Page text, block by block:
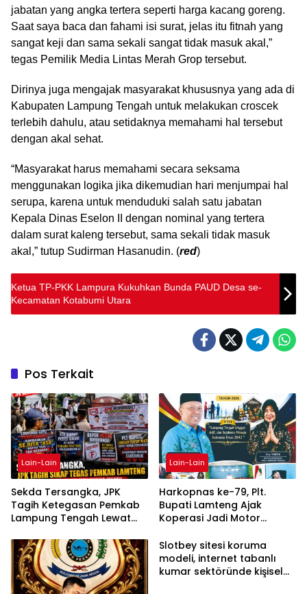
jabatan yang angka tertera seperti harga kacang goreng.
Saat saya baca dan fahami isi surat, jelas itu fitnah yang
sangat keji dan sama sekali sangat tidak masuk akal,”
tegas Pemilik Media Lintas Merah Grop tersebut.
Dirinya juga mengajak masyarakat khususnya yang ada di
Kabupaten Lampung Tengah untuk melakukan croscek
terlebih dahulu, atau setidaknya memahami hal tersebut
dengan akal sehat.
“Masyarakat harus memahami secara seksama
menggunakan logika jika dikemudian hari menjumpai hal
serupa, karena untuk menduduki salah satu jabatan
Kepala Dinas Eselon II dengan nominal yang tertera
dalam surat kaleng tersebut, sama sekali tidak masuk
akal,” tutup Sudirman Hasanudin. (red)
Ketua TP-PKK Lampura Kukuhkan Bunda PAUD Desa se-
Kecamatan Kotabumi Utara
Pos Terkait
Lain-Lain
Sekda Tersangka, JPK
Tagih Ketegasan Pemkab
Lampung Tengah Lewat
Lain-Lain
Harkopnas ke-79, Plt.
Bupati Lamteng Ajak
Koperasi Jadi Motor
Slotbey sitesi koruma
modeli, internet tabanlı
kumar sektöründe kişisel